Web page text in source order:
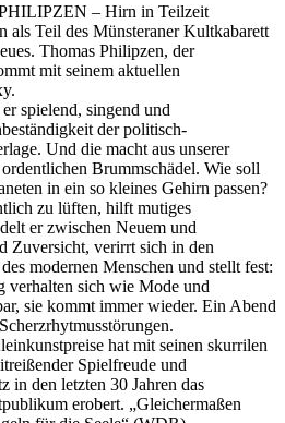
– Hirn in Teilzeit
als Teil des Münsteraner Kultkabarett
Thomas Philipzen, der
mit seinem aktuellen
spielend, singend und
der politisch-
Und die macht aus unserer
Brummschädel. Wie soll
in ein so kleines Gehirn passen?
zu lüften, hilft mutiges
er zwischen Neuem und
Zuversicht, verirrt sich in den
modernen Menschen und stellt fest:
verhalten sich wie Mode und
sie kommt immer wieder. Ein Abend
hat mit seinen skurrilen
Spielfreude und
in den letzten 30 Jahren das
erobert. „Gleichermaßen